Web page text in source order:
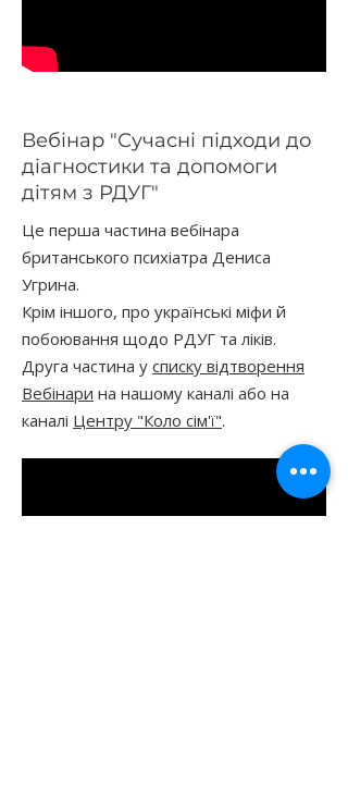
Вебінар "Сучасні підходи до
діагностики та допомоги
дітям з РДУГ"
Це перша частина вебінара
британського психіатра Дениса
Угрина.
Крім іншого, про українські міфи й
побоювання щодо РДУГ та ліків.
Друга частина у списку відтворення
Вебінари на нашому каналі або на
каналі Центру "Коло сім'ї".